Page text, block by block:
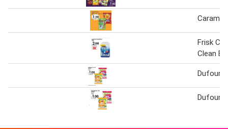
Frisk
Clean
Dufour
Dufour